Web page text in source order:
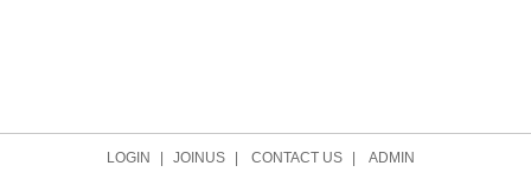
LOGIN | JOINUS | CONTACT US | ADMIN